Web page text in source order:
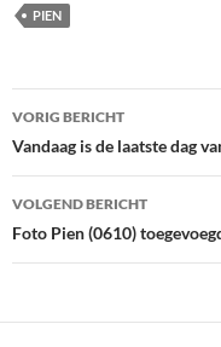
PIEN
Bericht
navigatie
VORIG BERICHT
Vandaag is de laatste dag
VOLGEND BERICHT
Foto Pien (0610)